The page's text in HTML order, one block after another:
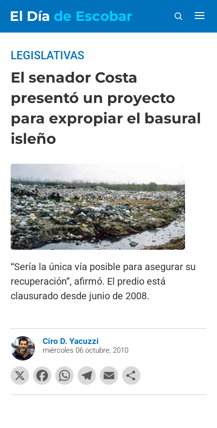
El Día de Escobar
LEGISLATIVAS
El senador Costa
presentó un proyecto
para expropiar el basural
isleño
“Sería la única vía posible para asegurar su
recuperación”, afirmó. El predio está
clausurado desde junio de 2008.
Ciro D. Yacuzzi
miércoles 06 octubre, 2010
X
F
a
W
h
T
el
E
m o